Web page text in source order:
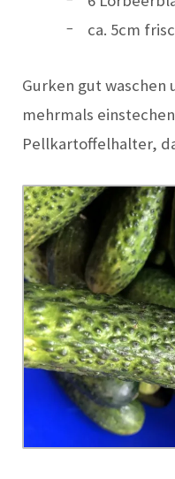
ca. 5cm
Gurken gut waschen
mehrmals
Pellkartoffelhalter,